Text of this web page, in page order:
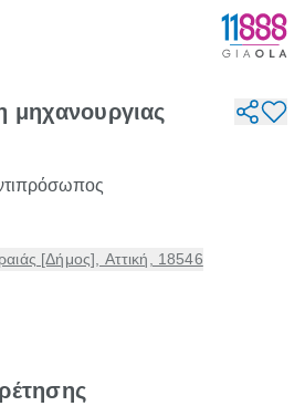
[Δήμος], Αττική, 18546